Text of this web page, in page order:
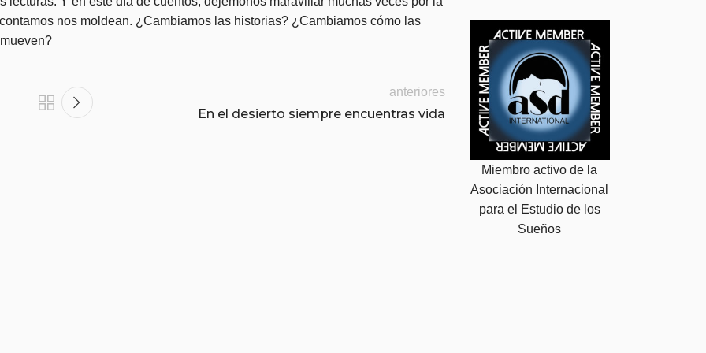
nos moldean. ¿Cambiamos las historias? ¿Cambiamos cómo las
anteriores
En el desierto siempre encuentras vida
Miembro activo de la
Asociación Internacional
para el Estudio de los
Sueños